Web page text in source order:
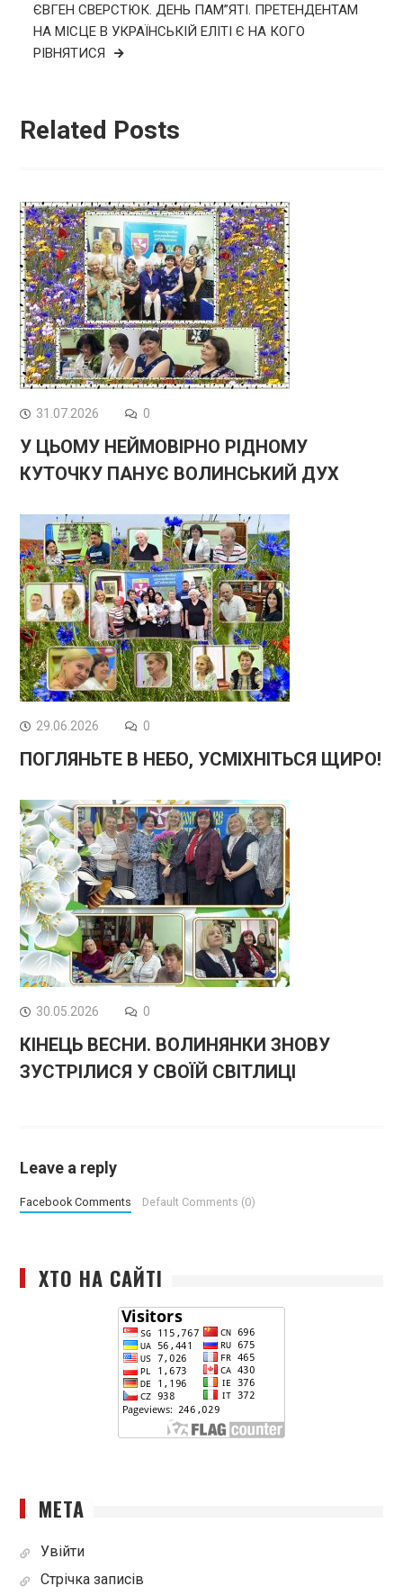
ЄВГЕН СВЕРСТЮК. ДЕНЬ ПАМ”ЯТІ. ПРЕТЕНДЕНТАМ
НА МІСЦЕ В УКРАЇНСЬКІЙ ЕЛІТІ Є НА КОГО
РІВНЯТИСЯ
Related Posts
31.07.2026 0
У ЦЬОМУ НЕЙМОВІРНО РІДНОМУ
КУТОЧКУ ПАНУЄ ВОЛИНСЬКИЙ ДУХ
29.06.2026 0
ПОГЛЯНЬТЕ В НЕБО, УСМІХНІТЬСЯ ЩИРО!
30.05.2026 0
КІНЕЦЬ ВЕСНИ. ВОЛИНЯНКИ ЗНОВУ
ЗУСТРІЛИСЯ У СВОЇЙ СВІТЛИЦІ
Leave a reply
Facebook Comments Default Comments (0)
ХТО НА САЙТІ
МЕТА
Увійти
Стрічка записів